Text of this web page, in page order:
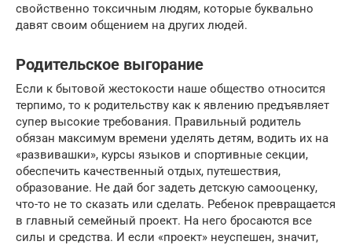
свойственно токсичным людям, которые буквально
давят своим общением на других людей.
Родительское выгорание
Если к бытовой жестокости наше общество относится
терпимо, то к родительству как к явлению предъявляет
супер высокие требования. Правильный родитель
обязан максимум времени уделять детям, водить их на
«развивашки», курсы языков и спортивные секции,
обеспечить качественный отдых, путешествия,
образование. Не дай бог задеть детскую самооценку,
что-то не то сказать или сделать. Ребенок превращается
в главный семейный проект. На него бросаются все
силы и средства. И если «проект» неуспешен, значит,